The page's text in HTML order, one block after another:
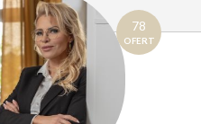
78
OFERT